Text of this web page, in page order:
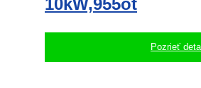
10kW,955ot
Pozrieť